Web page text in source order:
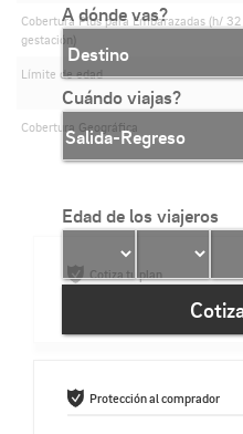
Cobertura Plus para Embarazadas (h/
gestación)
Límite de edad
Cobertura Geográfica
Cotiza tu plan
A dónde vas?
Cuándo viajas?
Edad de los viajeros
Protección al comprador